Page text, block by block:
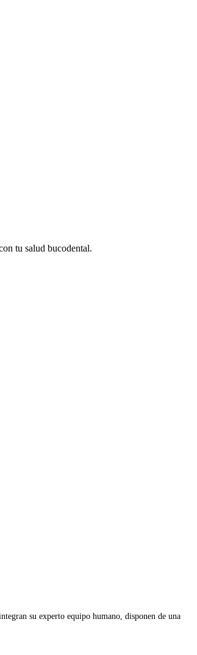
tu salud bucodental.
su experto equipo humano, disponen de una